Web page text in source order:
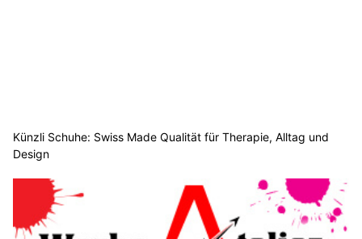
Künzli Schuhe: Swiss Made Qualität für Therapie, Alltag und
Design